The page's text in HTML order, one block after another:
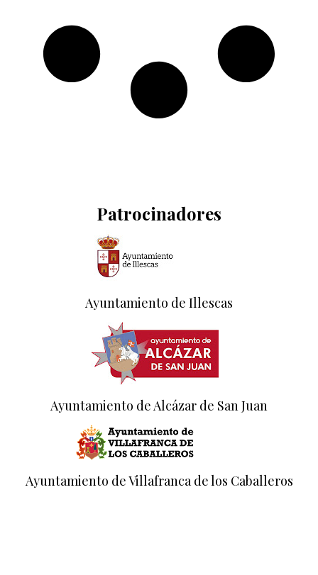
Patrocinadores
Ayuntamiento de Illescas
Ayuntamiento de Alcázar de San Juan
Ayuntamiento de Villafranca de los Caballeros